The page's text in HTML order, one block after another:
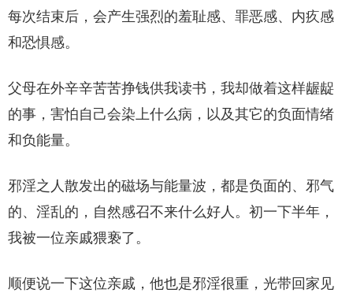
每次结束后，会产生强烈的羞耻感、罪恶感、内疚感
和恐惧感。
父母在外辛辛苦苦挣钱供我读书，我却做着这样龌龊
的事，害怕自己会染上什么病，以及其它的负面情绪
和负能量。
邪淫之人散发出的磁场与能量波，都是负面的、邪气
的、淫乱的，自然感召不来什么好人。初一下半年，
我被一位亲戚猥亵了。
顺便说一下这位亲戚，他也是邪淫很重，光带回家见